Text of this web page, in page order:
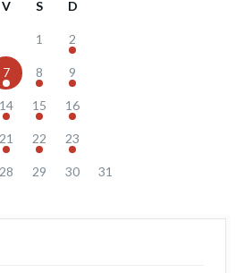
V S D
1 2
7 8 9
14 15 16
21 22 23
28 29 30 31